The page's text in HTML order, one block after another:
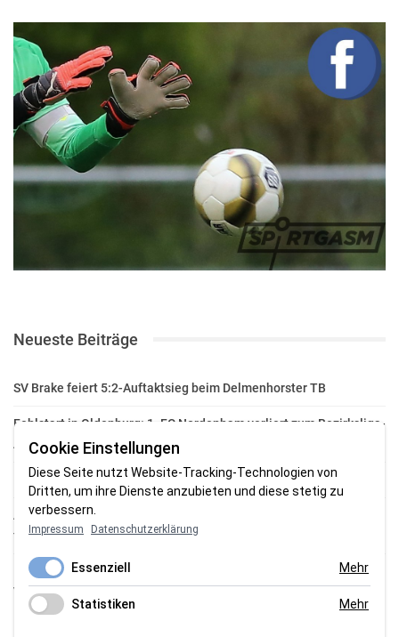
Neueste Beiträge
SV Brake feiert 5:2-Auftaktsieg beim Delmenhorster TB
Fehlstart in Oldenburg: 1. FC Nordenham verliert zum Bezirksliga-
Auftakt
Fußball in der Wesermarsch: Die Bilder vom Wochenende
Aufstieg geschafft: HSG-Unterweser-C-Jugend macht sich bereit
für die Oberliga
HSG Unterweser startet mit neuem Torwarttrainer in die
Vorbereitung
Cookie Einstellungen
Diese Seite nutzt Website-Tracking-Technologien von
Dritten, um ihre Dienste anzubieten und diese stetig zu
verbessern.
Impressum Datenschutzerklärung
Essenziell Mehr
Statistiken Mehr